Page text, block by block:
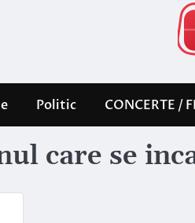
Politic CONCERTE /
care se